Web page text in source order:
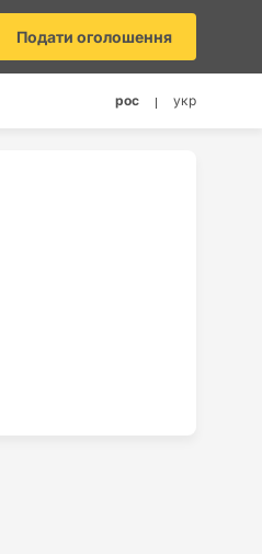
Подати оголошення
рос укр